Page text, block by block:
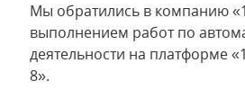
Мы обратились в компанию
выполнением работ по
деятельности на платформе
8».